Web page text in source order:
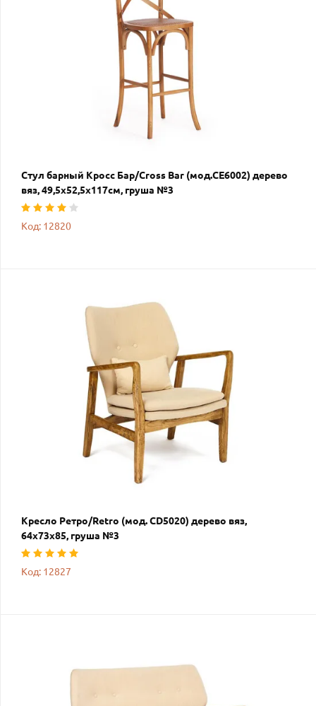
Стул барный Кросс Бар/Cross Bar (мод.CE6002) дерево
вяз, 49,5х52,5х117см, груша №3
Код: 12820
Кресло Ретро/Retro (мод. CD5020) дерево вяз,
64х73х85, груша №3
Код: 12827